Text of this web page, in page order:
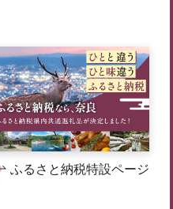
ふるさと納税特設ページ